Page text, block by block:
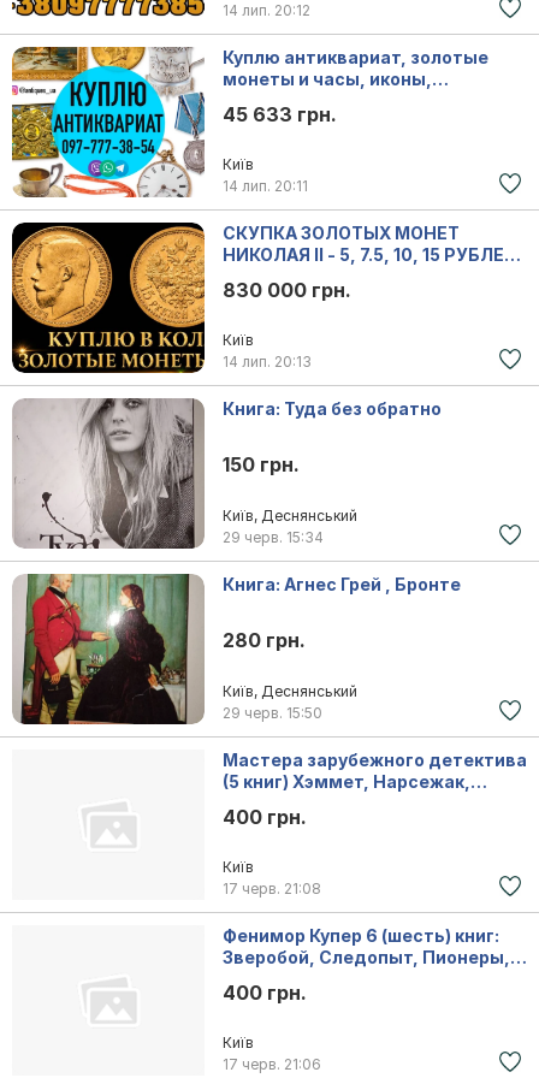
14 лип. 20:12
Куплю антиквариат, золотые
монеты и часы, иконы,
45 633 грн.
Київ
14 лип. 20:11
СКУПКА ЗОЛОТЫХ МОНЕТ
НИКОЛАЯ II - 5, 7.5, 10, 15 РУБЛЕЙ
выкуп золотые монеты
830 000 грн.
Київ
14 лип. 20:13
Книга: Туда без обратно
150 грн.
Київ, Деснянський
29 черв. 15:34
Книга: Агнес Грей , Бронте
280 грн.
Київ, Деснянський
29 черв. 15:50
Мастера зарубежного детектива
(5 книг) Хэммет, Нарсежак,
400 грн.
Київ
17 черв. 21:08
Фенимор Купер 6 (шесть) книг:
Зверобой, Следопыт, Пионеры,
400 грн.
Київ
17 черв. 21:06